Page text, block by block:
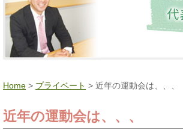
Home > プライベート > 近年の運動会は、、、
近年の運動会は、、、